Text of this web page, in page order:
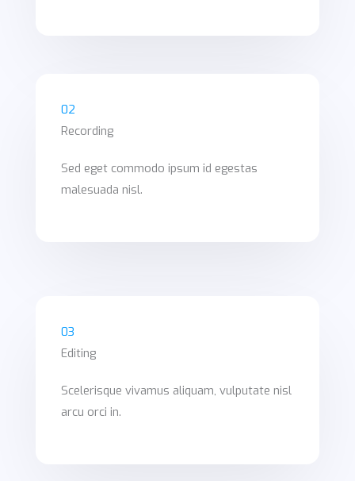
02
Recording
Sed eget commodo ipsum id egestas
malesuada nisl.
03
Editing
Scelerisque vivamus aliquam, vulputate nisl
arcu orci in.